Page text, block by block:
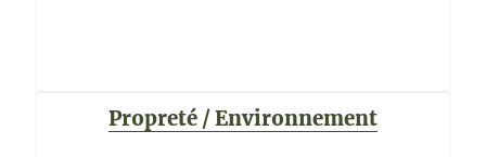
Propreté / Environnement